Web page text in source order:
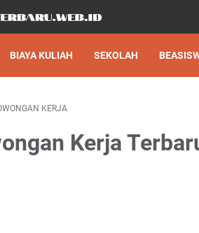
BIAYA KULIAH SEKOLAH
KERJA
Kerja